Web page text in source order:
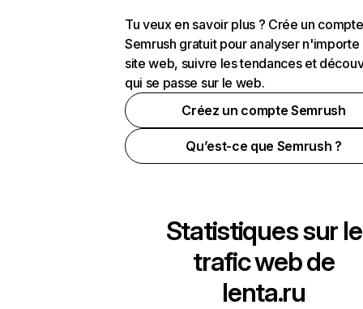
Tu veux en savoir plus ? Crée un compte
Semrush gratuit pour analyser n'importe
site web, suivre les tendances et
qui se passe sur le web.
Créez un compte Semrush
Qu’est-ce que Semrush ?
Statistiques sur le
trafic web de
lenta.ru